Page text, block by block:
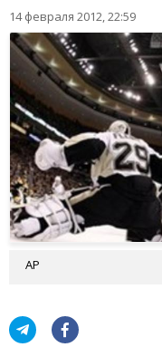
14 февраля 2012, 22:59
АР